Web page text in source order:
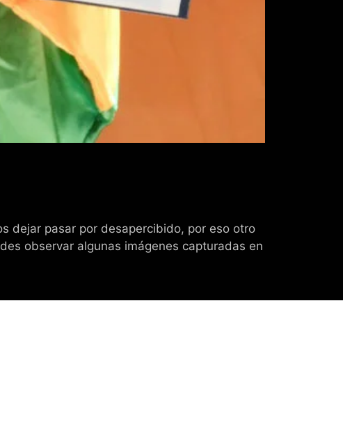
dejar pasar por desapercibido, por eso otro
observar algunas imágenes capturadas en